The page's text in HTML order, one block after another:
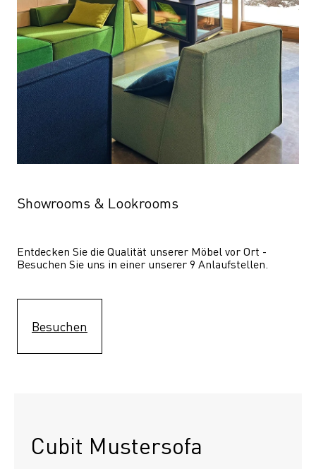
Showrooms & Lookrooms
Entdecken Sie die Qualität unserer Möbel vor Ort -
Besuchen Sie uns in einer unserer 9 Anlaufstellen.
Besuchen
Cubit Mustersofa